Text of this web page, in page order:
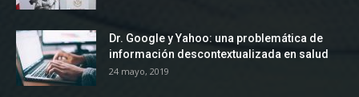
Dr. Google y Yahoo: una problemática de
información descontextualizada en salud
24 mayo, 2019